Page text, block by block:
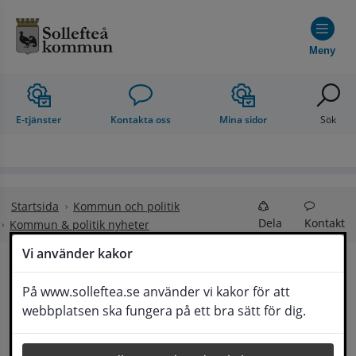
Vi använder kakor
På www.solleftea.se använder vi kakor för att
webbplatsen ska fungera på ett bra sätt för dig.
Meny
E-tjänster Kontakta oss Mina sidor Sök
Startsida
Kommun och politik
Kommun & politik nyheter
Dela Kontakt
Sollefteå kommun
föreslår samarbete för att rädda sjukhuset